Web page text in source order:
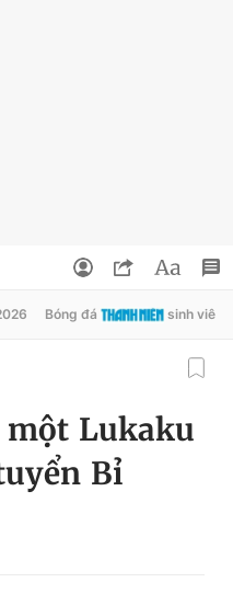
Bóng đá sinh viên
một Lukaku
Bỉ